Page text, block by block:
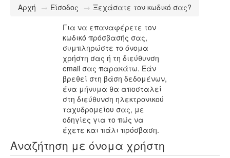
Αρχή → Είσοδος → Ξεχάσατε τον κωδικό σας?
Για να επαναφέρετε τον
κωδικό πρόσβασής σας,
συμπληρώστε το όνομα
χρήστη σας ή τη διεύθυνση
email σας παρακάτω. Εάν
βρεθεί στη βάση δεδομένων,
ένα μήνυμα θα αποσταλεί
στη διεύθυνση ηλεκτρονικού
ταχυδρομείου σας, με
οδηγίες για το πώς να
έχετε και πάλι πρόσβαση.
Αναζήτηση με όνομα χρήστη